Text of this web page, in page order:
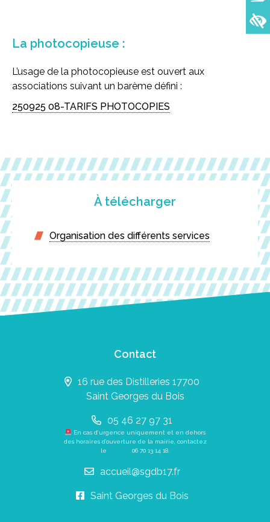
La photocopieuse :
L’usage de la photocopieuse est ouvert aux
associations suivant un barème défini :
250925 08-TARIFS PHOTOCOPIES
À télécharger
Organisation des différents services
Contact
16 rue des Distilleries 17700
Saint Georges du Bois
05 46 27 97 31
En cas d’urgence uniquement et en dehors
des horaires d’ouverture de la mairie, contactez
le 06 70 13 14 18
accueil@sgdb17.fr
Saint Georges du Bois